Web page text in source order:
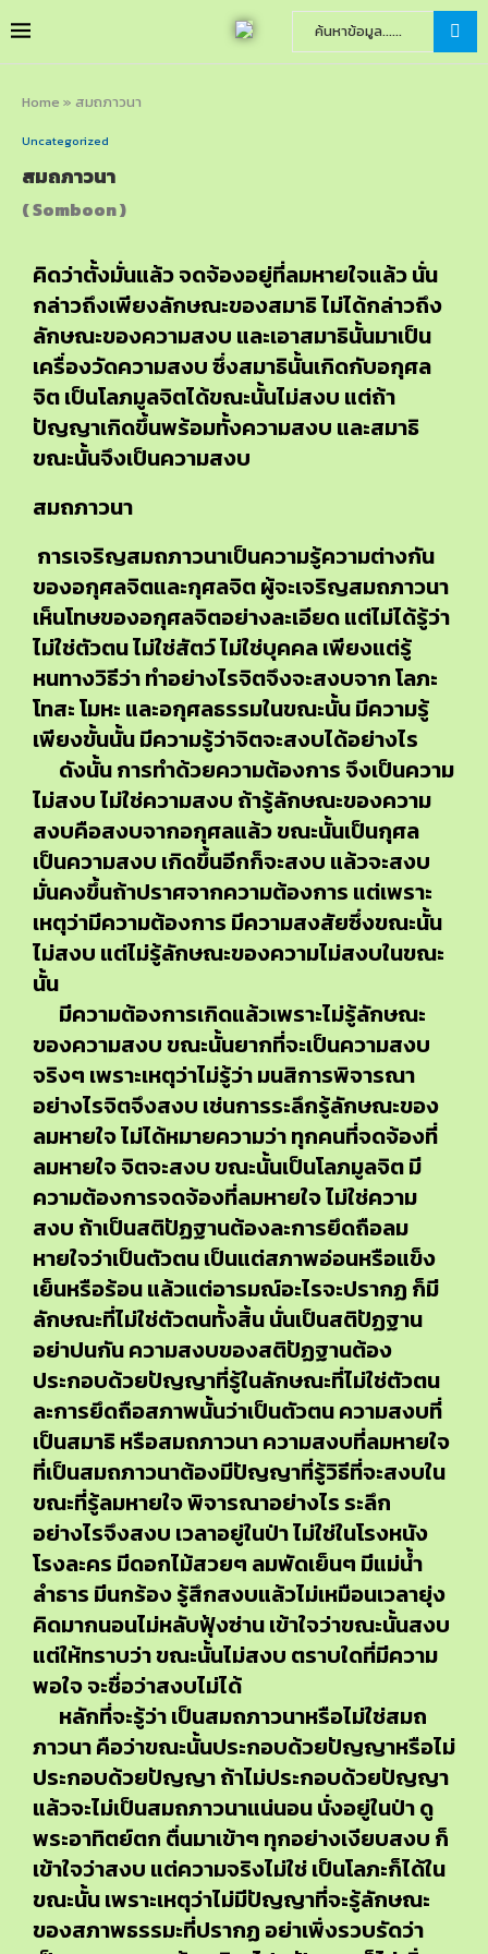
Home » สมถภาวนา
Uncategorized
สมถภาวนา
( Somboon )
คิดว่าตั้งมั่นแล้ว จดจ้องอยู่ที่ลมหายใจแล้ว นั่น
กล่าวถึงเพียงลักษณะของสมาธิ ไม่ได้กล่าวถึง
ลักษณะของความสงบ และเอาสมาธินั้นมาเป็น
เครื่องวัดความสงบ ซึ่งสมาธินั้นเกิดกับอกุศล
จิต เป็นโลภมูลจิตได้ขณะนั้นไม่สงบ แต่ถ้า
ปัญญาเกิดขึ้นพร้อมทั้งความสงบ และสมาธิ
ขณะนั้นจึงเป็นความสงบ
สมถภาวนา
การเจริญสมถภาวนาเป็นความรู้ความต่างกัน
ของอกุศลจิตและกุศลจิต ผู้จะเจริญสมถภาวนา
เห็นโทษของอกุศลจิตอย่างละเอียด แต่ไม่ได้รู้ว่า
ไม่ใช่ตัวตน ไม่ใช่สัตว์ ไม่ใช่บุคคล เพียงแต่รู้
หนทางวิธีว่า ทำอย่างไรจิตจึงจะสงบจาก โลภะ
โทสะ โมหะ และอกุศลธรรมในขณะนั้น มีความรู้
เพียงขั้นนั้น มีความรู้ว่าจิตจะสงบได้อย่างไร
ดังนั้น การทำด้วยความต้องการ จึงเป็นความ
ไม่สงบ ไม่ใช่ความสงบ ถ้ารู้ลักษณะของความ
สงบคือสงบจากอกุศลแล้ว ขณะนั้นเป็นกุศล
เป็นความสงบ เกิดขึ้นอีกก็จะสงบ แล้วจะสงบ
มั่นคงขึ้นถ้าปราศจากความต้องการ แต่เพราะ
เหตุว่ามีความต้องการ มีความสงสัยซึ่งขณะนั้น
ไม่สงบ แต่ไม่รู้ลักษณะของความไม่สงบในขณะ
นั้น
มีความต้องการเกิดแล้วเพราะไม่รู้ลักษณะ
ของความสงบ ขณะนั้นยากที่จะเป็นความสงบ
จริงๆ เพราะเหตุว่าไม่รู้ว่า มนสิการพิจารณา
อย่างไรจิตจึงสงบ เช่นการระลึกรู้ลักษณะของ
ลมหายใจ ไม่ได้หมายความว่า ทุกคนที่จดจ้องที่
ลมหายใจ จิตจะสงบ ขณะนั้นเป็นโลภมูลจิต มี
ความต้องการจดจ้องที่ลมหายใจ ไม่ใช่ความ
สงบ ถ้าเป็นสติปัฏฐานต้องละการยึดถือลม
หายใจว่าเป็นตัวตน เป็นแต่สภาพอ่อนหรือแข็ง
เย็นหรือร้อน แล้วแต่อารมณ์อะไรจะปรากฏ ก็มี
ลักษณะที่ไม่ใช่ตัวตนทั้งสิ้น นั่นเป็นสติปัฏฐาน
อย่าปนกัน ความสงบของสติปัฏฐานต้อง
ประกอบด้วยปัญญาที่รู้ในลักษณะที่ไม่ใช่ตัวตน
ละการยึดถือสภาพนั้นว่าเป็นตัวตน ความสงบที่
เป็นสมาธิ หรือสมถภาวนา ความสงบที่ลมหายใจ
ที่เป็นสมถภาวนาต้องมีปัญญาที่รู้วิธีที่จะสงบใน
ขณะที่รู้ลมหายใจ พิจารณาอย่างไร ระลึก
อย่างไรจึงสงบ เวลาอยู่ในป่า ไม่ใช่ในโรงหนัง
โรงละคร มีดอกไม้สวยๆ ลมพัดเย็นๆ มีแม่น้ำ
ลำธาร มีนกร้อง รู้สึกสงบแล้วไม่เหมือนเวลายุ่ง
คิดมากนอนไม่หลับฟุ้งซ่าน เข้าใจว่าขณะนั้นสงบ
แต่ให้ทราบว่า ขณะนั้นไม่สงบ ตราบใดที่มีความ
พอใจ จะชื่อว่าสงบไม่ได้
หลักที่จะรู้ว่า เป็นสมถภาวนาหรือไม่ใช่สมถ
ภาวนา คือว่าขณะนั้นประกอบด้วยปัญญาหรือไม่
ประกอบด้วยปัญญา ถ้าไม่ประกอบด้วยปัญญา
แล้วจะไม่เป็นสมถภาวนาแน่นอน นั่งอยู่ในป่า ดู
พระอาทิตย์ตก ตื่นมาเข้าๆ ทุกอย่างเงียบสงบ ก็
เข้าใจว่าสงบ แต่ความจริงไม่ใช่ เป็นโลภะก็ได้ใน
ขณะนั้น เพราะเหตุว่าไม่มีปัญญาที่จะรู้ลักษณะ
ของสภาพธรรมะที่ปรากฏ อย่าเพิ่งรวบรัดว่า